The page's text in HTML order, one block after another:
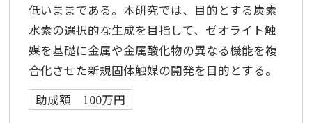
低いままである。本研究では、目的とする炭素
水素の選択的な生成を目指して、ゼオライト触
媒を基礎に金属や金属酸化物の異なる機能を複
合化させた新規固体触媒の開発を目的とする。
助成額 100万円